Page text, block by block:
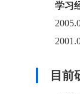
学习
目前